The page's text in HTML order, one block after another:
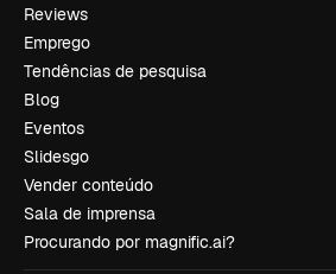
Reviews
Emprego
Tendências de pesquisa
Blog
Eventos
Slidesgo
Vender conteúdo
Sala de imprensa
Procurando por magnific.ai?